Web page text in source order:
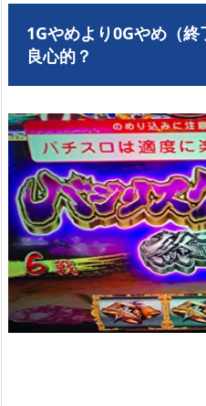
1Gやめより0Gやめ（
良心的？